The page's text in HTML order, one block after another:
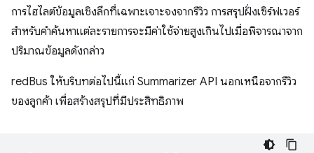
การไฮไลต์ข้อมูลเชิงลึกที่เฉพาะเจาะจงจากรีวิว การสรุปฝั่งเซิร์ฟเวอร์
สำหรับคำค้นหาแต่ละรายการจะมีค่าใช้จ่ายสูงเกินไปเมื่อพิจารณาจาก
ปริมาณข้อมูลดังกล่าว
redBus ให้บริบทต่อไปนี้แก่ Summarizer API นอกเหนือจากรีวิว
ของลูกค้า เพื่อสร้างสรุปที่มีประสิทธิภาพ